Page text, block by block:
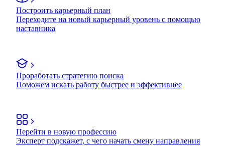
Построить карьерный план
Переходите на новый карьерный уровень с помощью
наставника
Проработать стратегию поиска
Поможем искать работу быстрее и эффективнее
Перейти в новую профессию
Эксперт подскажет, с чего начать смену направления